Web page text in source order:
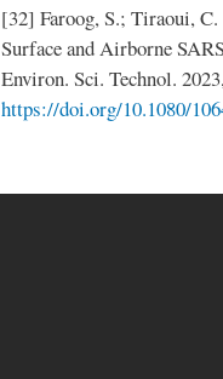
[32] Faroog, S.; Tiraoui,
Surface and Airborne
Environ. Sci. Technol.
https://doi.org/10.1080/